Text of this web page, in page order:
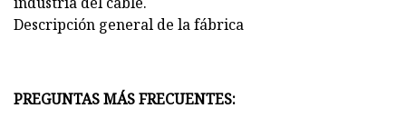
Descripción general de la fábrica
PREGUNTAS MÁS FRECUENTES: